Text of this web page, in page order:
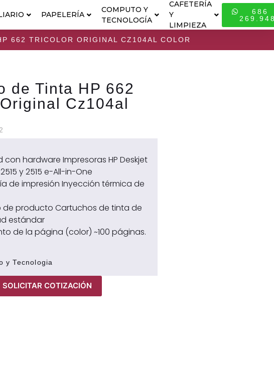
PAPELERÍA
COMPUTO Y
TECNOLOGÍA
CAFETERÍA
Y
LIMPIEZA
686
662 TRICOLOR ORIGINAL CZ104AL COLOR
de Tinta HP 662
Cz104al
hardware Impresoras HP Deskjet
y 2515 e-All-in-One
de impresión Inyección térmica de
de producto Cartuchos de tinta de
estándar
de la página (color) ~100 páginas.
y Tecnologia
SOLICITAR COTIZACIÓN